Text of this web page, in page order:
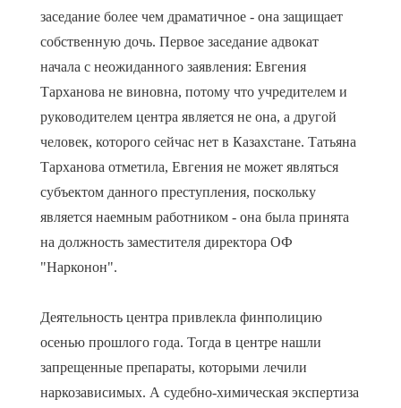
заседание более чем драматичное - она защищает
собственную дочь. Первое заседание адвокат
начала с неожиданного заявления: Евгения
Тарханова не виновна, потому что учредителем и
руководителем центра является не она, а другой
человек, которого сейчас нет в Казахстане. Татьяна
Тарханова отметила, Евгения не может являться
субъектом данного преступления, поскольку
является наемным работником - она была принята
на должность заместителя директора ОФ
"Нарконон".
Деятельность центра привлекла финполицию
осенью прошлого года. Тогда в центре нашли
запрещенные препараты, которыми лечили
наркозависимых. А судебно-химическая экспертиза